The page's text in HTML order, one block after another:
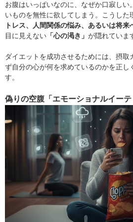
お腹はいっぱいなのに、なぜか口寂しい
いものを無性に欲してしまう。こうした
トレス、人間関係の悩み、あるいは将来
目に見えない 「心の渇き」 が隠れていま
ダイエットを成功させるためには、摂取
ず自分の心が何を求めているのかを正し
す。
偽りの空腹「エモーショナルイー